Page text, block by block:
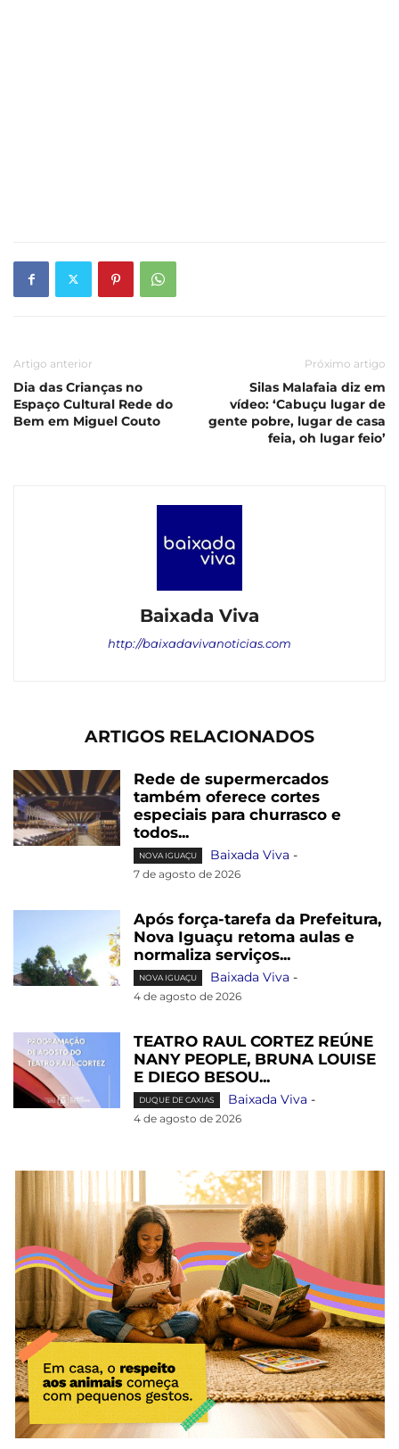
Artigo anterior
Dia das Crianças no
Espaço Cultural Rede do
Bem em Miguel Couto
Próximo artigo
Silas Malafaia diz em
vídeo: ‘Cabuçu lugar de
gente pobre, lugar de casa
feia, oh lugar feio’
Baixada Viva
http://baixadavivanoticias.com
ARTIGOS RELACIONADOS
Rede de supermercados
também oferece cortes
especiais para churrasco e
todos...
NOVA IGUAÇU Baixada Viva -
7 de agosto de 2026
Após força-tarefa da Prefeitura,
Nova Iguaçu retoma aulas e
normaliza serviços...
NOVA IGUAÇU Baixada Viva -
4 de agosto de 2026
TEATRO RAUL CORTEZ REÚNE
NANY PEOPLE, BRUNA LOUISE
E DIEGO BESOU...
DUQUE DE CAXIAS Baixada Viva -
4 de agosto de 2026